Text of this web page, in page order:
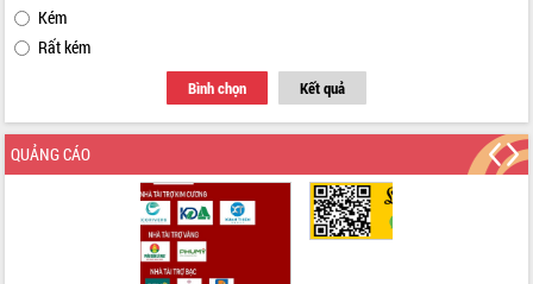
Kém
Rất kém
Bình chọn Kết quả
QUẢNG CÁO